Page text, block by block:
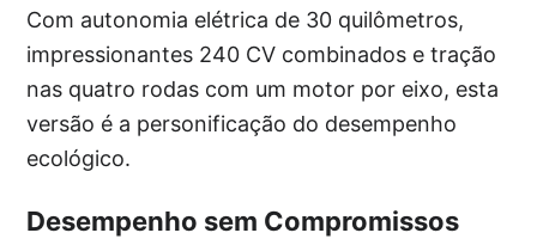
Com autonomia elétrica de 30 quilômetros,
impressionantes 240 CV combinados e tração
nas quatro rodas com um motor por eixo, esta
versão é a personificação do desempenho
ecológico.
Desempenho sem Compromissos